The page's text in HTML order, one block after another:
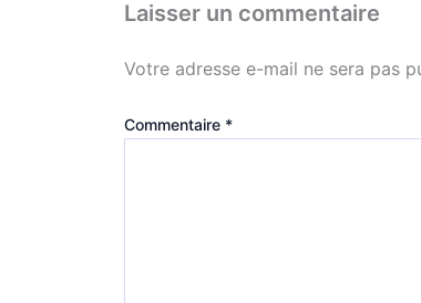
Laisser un commentaire
Votre adresse e-mail ne sera pas
Commentaire *